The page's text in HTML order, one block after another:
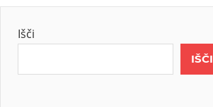
Išči
IŠČI